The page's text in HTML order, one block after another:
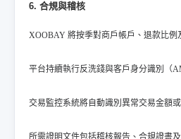
6. 合規與稽核
XOOBAY 將按季對商戶帳戶、退款比例
平台持續執行反洗錢與客戶身分識別（
交易監控系統將自動識別異常交易金額
所需證明文件包括稽核報告、合規證書